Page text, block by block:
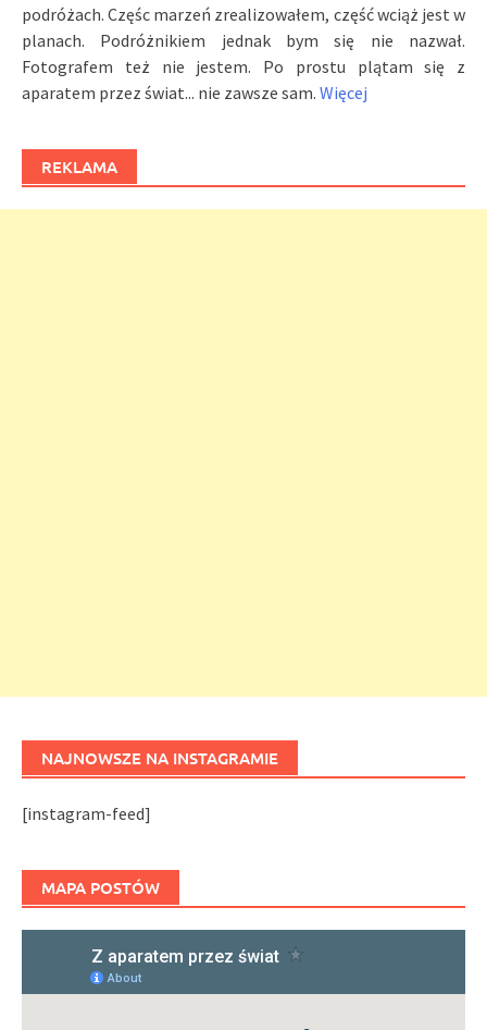
podróżach. Częśc marzeń zrealizowałem, część wciąż jest w
planach. Podróżnikiem jednak bym się nie nazwał.
Fotografem też nie jestem. Po prostu plątam się z
aparatem przez świat... nie zawsze sam. Więcej
REKLAMA
NAJNOWSZE NA INSTAGRAMIE
[instagram-feed]
MAPA POSTÓW